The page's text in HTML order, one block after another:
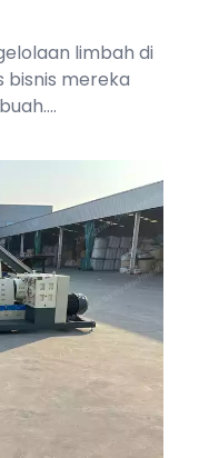
limbah di
bisnis mereka